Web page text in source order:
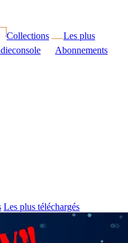
Collections
Les plus
Abonnements
Les plus téléchargés